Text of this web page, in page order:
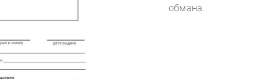
обмана.